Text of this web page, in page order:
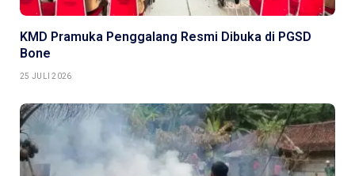
KMD Pramuka Penggalang Resmi Dibuka di PGSD
Bone
25 JULI 2026